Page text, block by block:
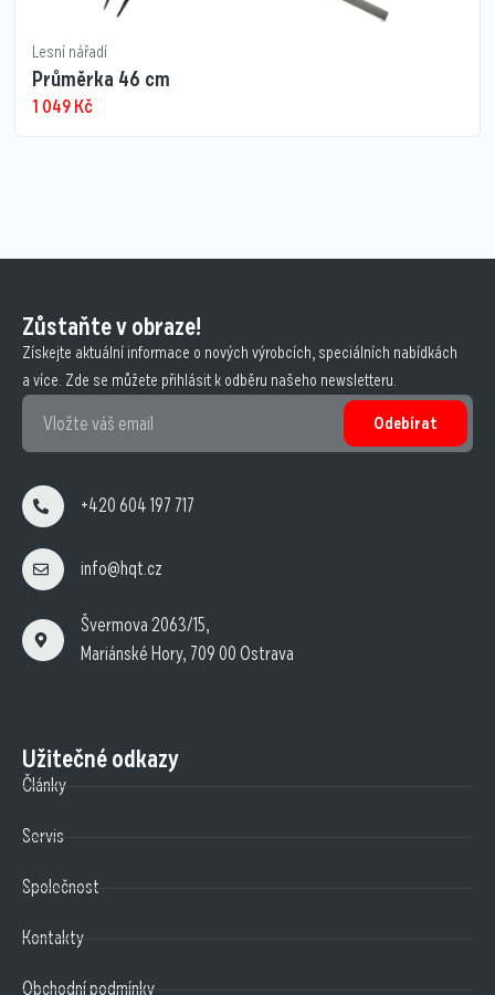
Lesní nářadí
Průměrka 46 cm
1 049Kč
Zůstaňte v obraze!
Získejte aktuální informace o nových výrobcích, speciálních nabídkách
a více. Zde se můžete přihlásit k odběru našeho newsletteru.
Odebírat
+420 604 197 717
info@hqt.cz
Švermova 2063/15,
Mariánské Hory, 709 00 Ostrava
Užitečné odkazy
Články
Servis
Společnost
Kontakty
Obchodní podmínky